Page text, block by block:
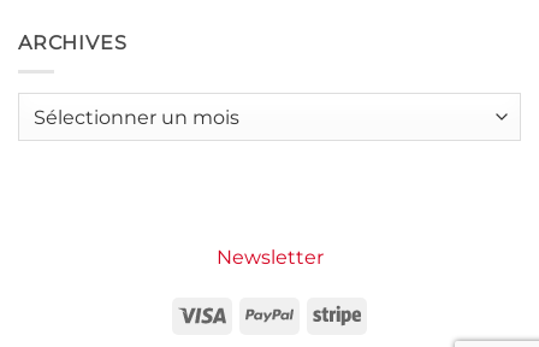
Grande
Motte
j’ai
créé
à
Le
matcha
boisson
ARCHIVES
Archives
Newsletter
Visa PayPal Stripe